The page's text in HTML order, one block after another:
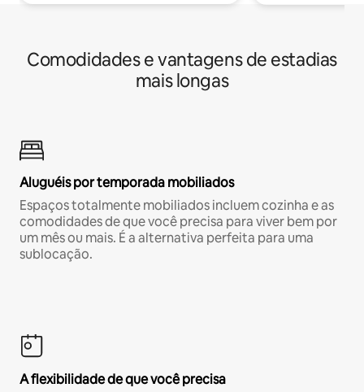
Comodidades e vantagens de estadias
mais longas
Aluguéis por temporada mobiliados
Espaços totalmente mobiliados incluem cozinha e as
comodidades de que você precisa para viver bem por
um mês ou mais. É a alternativa perfeita para uma
sublocação.
A flexibilidade de que você precisa